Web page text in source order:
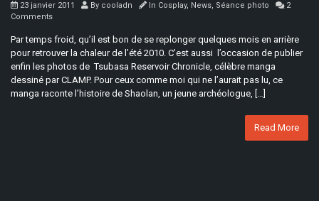
23 janvier 2011 By cooladn In Cosplay, News, Séance photo
2
Comments
Par temps froid, qu’il est bon de se replonger quelques mois en arrière
pour retrouver la chaleur de l’été 2010. C’est aussi l’occasion de publier
enfin les photos de Tsubasa Reservoir Chronicle, célèbre manga
dessiné par CLAMP. Pour ceux comme moi qui ne l’aurait pas lu, ce
manga raconte l’histoire de Shaolan, un jeune archéologue, […]
Read More